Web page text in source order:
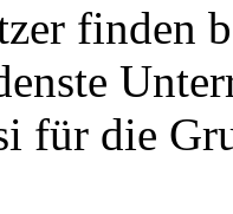
finden
für die